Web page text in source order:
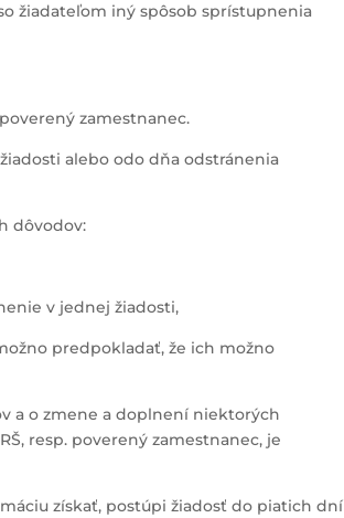
žiadateľom iný spôsob sprístupnenia
zamestnanec.
alebo odo dňa odstránenia
dôvodov:
v jednej žiadosti,
predpokladať, že ich možno
a o zmene a doplnení niektorých
resp. poverený zamestnanec, je
získať, postúpi žiadosť do piatich dní